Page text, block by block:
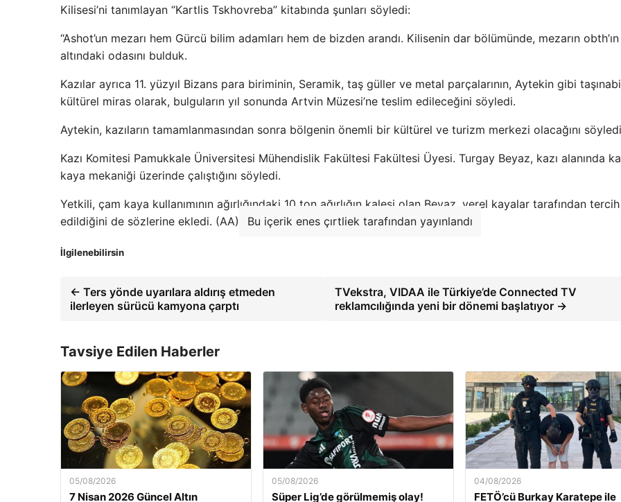
Kilisesi’ni tanımlayan “Kartlis Tskhovreba” kitabında şunları söyledi:
“Ashot’un mezarı hem Gürcü bilim adamları hem de bizden arandı. Kilisenin dar bölümünde, mezarın obth’ın
altındaki odasını bulduk.
Kazılar ayrıca 11. yüzyıl Bizans para biriminin, Seramik, taş güller ve metal parçalarının, Aytekin gibi
kültürel miras olarak, bulguların yıl sonunda Artvin Müzesi’ne teslim edileceğini söyledi.
Aytekin, kazıların tamamlanmasından sonra bölgenin önemli bir kültürel ve turizm merkezi olacağını
Kazı Komitesi Pamukkale Üniversitesi Mühendislik Fakültesi Fakültesi Üyesi. Turgay Beyaz, kazı alanında
kaya mekaniği üzerinde çalıştığını söyledi.
Yetkili, çam kaya kullanımının ağırlığındaki 10 ton ağırlığın kalesi olan Beyaz, yerel kayalar tarafından tercih
edildiğini de sözlerine ekledi. (AA)
Bu içerik enes çırtliek tarafından yayınlandı
İlgilenebilirsin
← Ters yönde uyarılara aldırış etmeden
ilerleyen sürücü kamyona çarptı
TVekstra, VIDAA ile Türkiye’de Connected TV
reklamcılığında yeni bir dönemi başlatıyor →
Tavsiye Edilen Haberler
05/08/2026
7 Nisan 2026 Güncel Altın
05/08/2026
Süper Lig’de görülmemiş olay!
04/08/2026
FETÖ’cü Burkay Karatepe ile